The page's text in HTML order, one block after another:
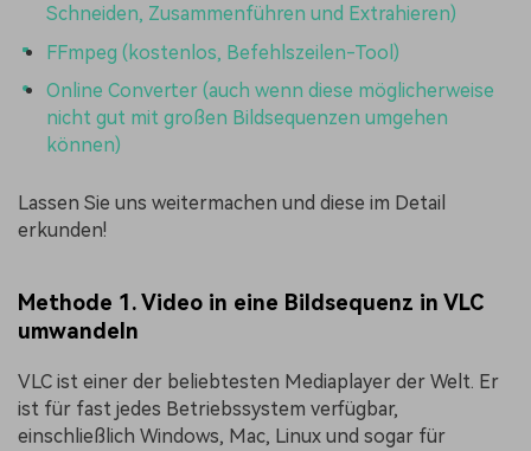
Schneiden, Zusammenführen und Extrahieren)
FFmpeg (kostenlos, Befehlszeilen-Tool)
Online Converter (auch wenn diese möglicherweise
nicht gut mit großen Bildsequenzen umgehen
können)
Lassen Sie uns weitermachen und diese im Detail
erkunden!
Methode 1. Video in eine Bildsequenz in VLC
umwandeln
VLC ist einer der beliebtesten Mediaplayer der Welt. Er
ist für fast jedes Betriebssystem verfügbar,
einschließlich Windows, Mac, Linux und sogar für